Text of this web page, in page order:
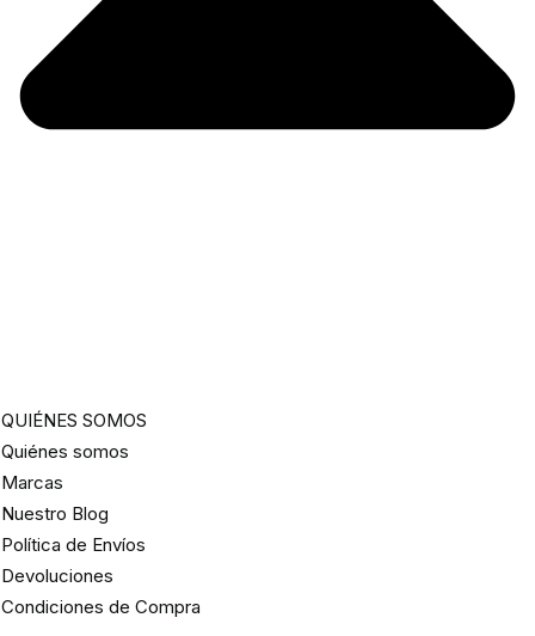
QUIÉNES SOMOS
Quiénes somos
Marcas
Nuestro Blog
Política de Envíos
Devoluciones
Condiciones de Compra